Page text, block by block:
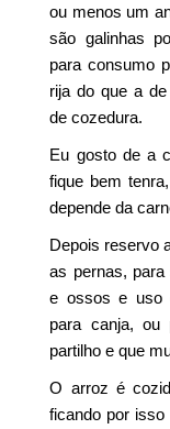
ou menos um
são galinhas
para consumo
rija do que a
de cozedura.
Eu gosto de a
fique bem
depende da
Depois reservo
as pernas,
e ossos e uso
para canja, ou
partilho e que
O arroz é
ficando por